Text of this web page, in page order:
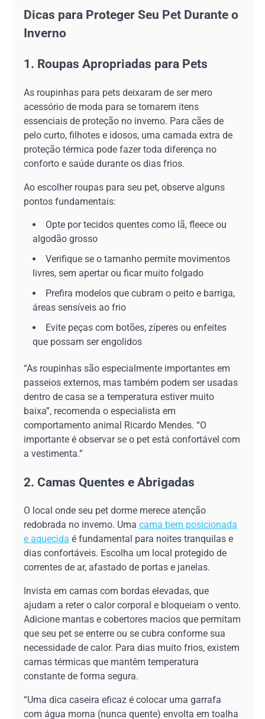
Dicas para Proteger Seu Pet Durante o
Inverno
1. Roupas Apropriadas para Pets
As roupinhas para pets deixaram de ser mero
acessório de moda para se tornarem itens
essenciais de proteção no inverno. Para cães de
pelo curto, filhotes e idosos, uma camada extra de
proteção térmica pode fazer toda diferença no
conforto e saúde durante os dias frios.
Ao escolher roupas para seu pet, observe alguns
pontos fundamentais:
Opte por tecidos quentes como lã, fleece ou
algodão grosso
Verifique se o tamanho permite movimentos
livres, sem apertar ou ficar muito folgado
Prefira modelos que cubram o peito e barriga,
áreas sensíveis ao frio
Evite peças com botões, zíperes ou enfeites
que possam ser engolidos
“As roupinhas são especialmente importantes em
passeios externos, mas também podem ser usadas
dentro de casa se a temperatura estiver muito
baixa”, recomenda o especialista em
comportamento animal Ricardo Mendes. “O
importante é observar se o pet está confortável com
a vestimenta.”
2. Camas Quentes e Abrigadas
O local onde seu pet dorme merece atenção
redobrada no inverno. Uma cama bem posicionada
e aquecida é fundamental para noites tranquilas e
dias confortáveis. Escolha um local protegido de
correntes de ar, afastado de portas e janelas.
Invista em camas com bordas elevadas, que
ajudam a reter o calor corporal e bloqueiam o vento.
Adicione mantas e cobertores macios que permitam
que seu pet se enterre ou se cubra conforme sua
necessidade de calor. Para dias muito frios, existem
camas térmicas que mantêm temperatura
constante de forma segura.
“Uma dica caseira eficaz é colocar uma garrafa
com água morna (nunca quente) envolta em toalha